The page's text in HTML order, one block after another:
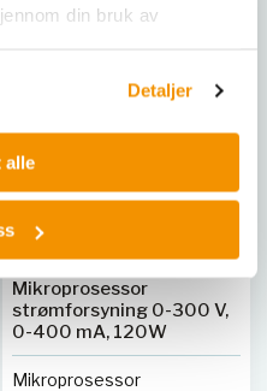
din bruk av
Detaljer
alle
ABDOS LABTECH
Mikroprosessor
strømforsyning 0-300 V,
0-400 mA, 120W
Mikroprosessor